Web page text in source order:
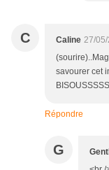
C Caline 27/
savourer cet
Répondre
G